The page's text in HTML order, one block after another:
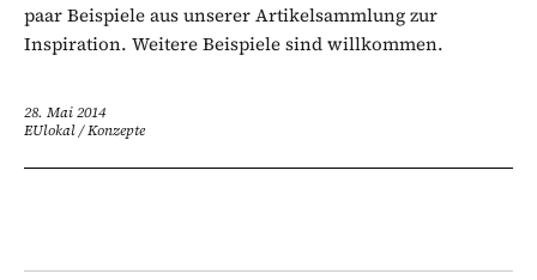
paar Beispiele aus unserer Artikelsammlung zur
Inspiration. Weitere Beispiele sind willkommen.
28. Mai 2014
EUlokal/Konzepte